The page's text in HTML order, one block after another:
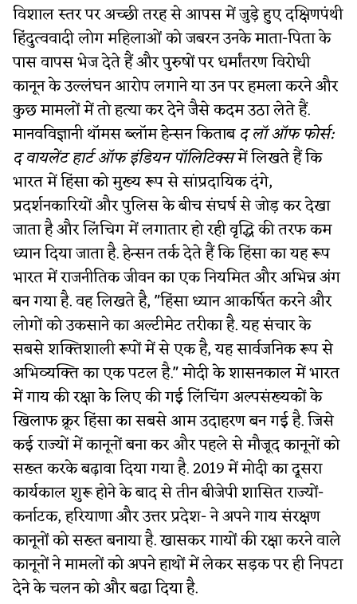
विशाल स्तर पर अच्छी तरह से आपस में जुड़े हुए दक्षिणपंथी
हिंदुत्ववादी लोग महिलाओं को जबरन उनके माता-पिता के
पास वापस भेज देते हैं और पुरुषों पर धर्मांतरण विरोधी
कानून के उल्लंघन आरोप लगाने या उन पर हमला करने और
कुछ मामलों में तो हत्या कर देने जैसे कदम उठा लेते हैं.
मानवविज्ञानी थॉमस ब्लॉम हेन्सन किताबद लॉ ऑफ फोर्स:
द वायलेंट हार्ट ऑफ इंडियन पॉलिटिक्समें लिखते हैं कि
भारत में हिंसा को मुख्य रूप से सांप्रदायिक दंगे,
प्रदर्शनकारियों और पुलिस के बीच संघर्ष से जोड़ कर देखा
जाता है और लिंचिग में लगातार हो रही वृद्धि की तरफ कम
ध्यान दिया जाता है. हेन्सन तर्क देते हैं कि हिंसा का यह रूप
भारत में राजनीतिक जीवन का एक नियमित और अभिन्न अंग
बन गया है. वह लिखते है, "हिंसा ध्यान आकर्षित करने और
लोगों को उकसाने का अल्टीमेट तरीका है. यह संचार के
सबसे शक्तिशाली रूपों में से एक है, यह सार्वजनिक रूप से
अभिव्यक्ति का एक पटल है." मोदी के शासनकाल में भारत
में गाय की रक्षा के लिए की गई लिंचिंग अल्पसंख्यकों के
खिलाफ क्रूर हिंसा का सबसे आम उदाहरण बन गई है. जिसे
कई राज्यों में कानूनों बना कर और पहले से मौजूद कानूनों को
सख्त करके बढ़ावा दिया गया है. 2019 में मोदी का दूसरा
कार्यकाल शुरू होने के बाद से तीन बीजेपी शासित राज्यों-
कर्नाटक, हरियाणा और उत्तर प्रदेश- ने अपने गाय संरक्षण
कानूनों को सख्त बनाया है. खासकर गायों की रक्षा करने वाले
कानूनों ने मामलों को अपने हाथों में लेकर सड़क पर ही निपटा
देने के चलन को और बढा दिया है.